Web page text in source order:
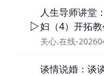
人生导师讲堂
妇（4）开拓
关心.在线-
谈情说婚：谈